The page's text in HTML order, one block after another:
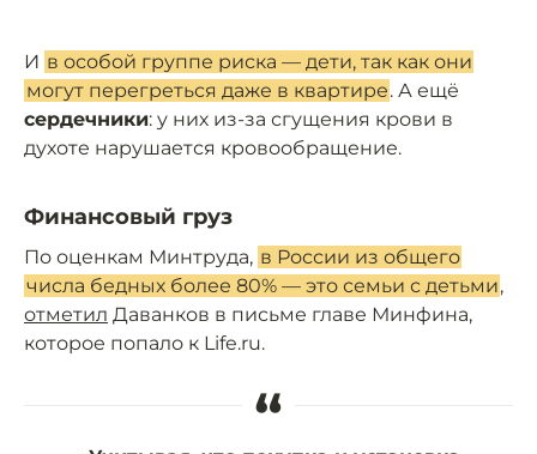
И в особой группе риска — дети, так как они
могут перегреться даже в квартире. А ещё
сердечники: у них из-за сгущения крови в
духоте нарушается кровообращение.
Финансовый груз
По оценкам Минтруда, в России из общего
числа бедных более 80% — это семьи с детьми,
отметил Даванков в письме главе Минфина,
которое попало к Life.ru.
“